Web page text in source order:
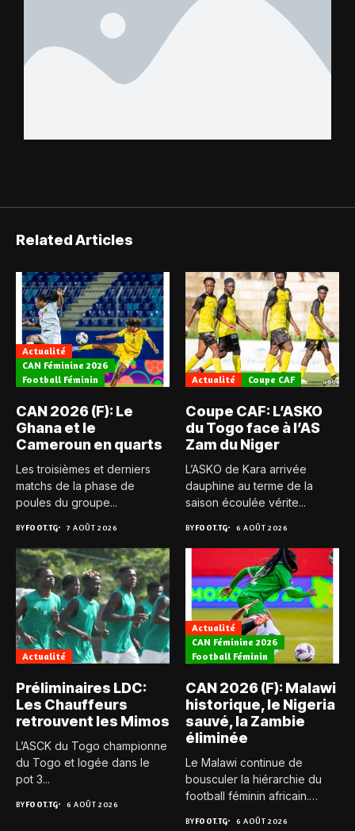
Related Articles
Actualité
CAN Féminine 2026
Football Féminin
CAN 2026 (F): Le
Ghana et le
Cameroun en quarts
Les troisièmes et derniers
matchs de la phase de
poules du groupe...
BYFOOT.TG 7 AOÛT 2026
Actualité Coupe CAF
Coupe CAF: L’ASKO
du Togo face à l’AS
Zam du Niger
L’ASKO de Kara arrivée
dauphine au terme de la
saison écoulée vérite...
BYFOOT.TG 6 AOÛT 2026
Actualité
Préliminaires LDC:
Les Chauffeurs
retrouvent les Mimos
L’ASCK du Togo championne
du Togo et logée dans le
pot 3...
BYFOOT.TG 6 AOÛT 2026
Actualité
CAN Féminine 2026
Football Féminin
CAN 2026 (F): Malawi
historique, le Nigeria
sauvé, la Zambie
éliminée
Le Malawi continue de
bousculer la hiérarchie du
football féminin africain.
BYFOOT.TG 6 AOÛT 2026